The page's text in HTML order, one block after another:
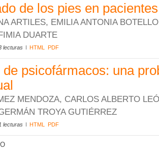
de los pies en
ARTILES, EMILIA ANTONIA
DUARTE
lecturas HTML PDF
psicofármacos: una
MENDOZA, CARLOS ALBERTO
TROYA GUTIÉRREZ
lecturas HTML PDF